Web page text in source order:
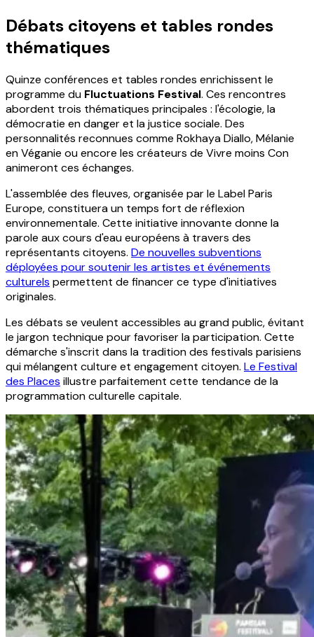
Débats citoyens et tables rondes
thématiques
Quinze conférences et tables rondes enrichissent le
programme du Fluctuations Festival. Ces rencontres
abordent trois thématiques principales : l'écologie, la
démocratie en danger et la justice sociale. Des
personnalités reconnues comme Rokhaya Diallo, Mélanie
en Véganie ou encore les créateurs de Vivre moins Con
animeront ces échanges.
L'assemblée des fleuves, organisée par le Label Paris
Europe, constituera un temps fort de réflexion
environnementale. Cette initiative innovante donne la
parole aux cours d'eau européens à travers des
représentants citoyens. De nouvelles subventions
déployées pour soutenir les artistes et événements
culturels permettent de financer ce type d'initiatives
originales.
Les débats se veulent accessibles au grand public, évitant
le jargon technique pour favoriser la participation. Cette
démarche s'inscrit dans la tradition des festivals parisiens
qui mélangent culture et engagement citoyen. Le Festival
des Places illustre parfaitement cette tendance de la
programmation culturelle capitale.